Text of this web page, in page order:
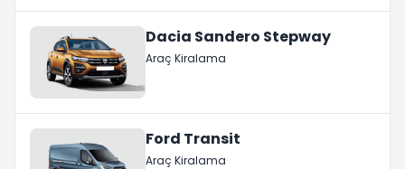
Dacia Sandero Stepway
Araç Kiralama
Ford Transit
Araç Kiralama